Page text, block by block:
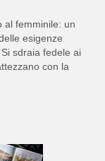
al femminile: un
esigenze
sdraia fedele ai
con la